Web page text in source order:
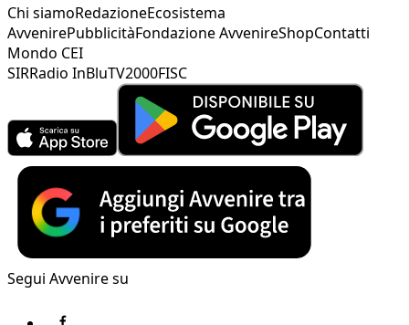
Chi siamoRedazioneEcosistema
AvvenirePubblicitàFondazione AvvenireShopContatti
Mondo CEI
SIRRadio InBluTV2000FISC
Segui Avvenire su